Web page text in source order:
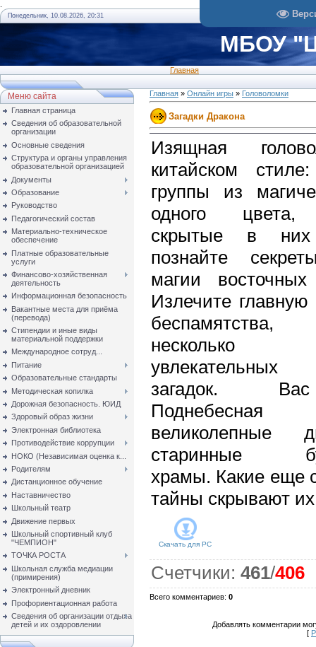
Понедельник, 10.08.2026, 20:31
МБОУ
Главная
Меню сайта
Главная страница
Сведения об образовательной
организации
Основные сведения
Структура и органы управления
образовательной организацией
Документы
Образование
Руководство
Педагогический состав
Материально-техническое
обеспечение
Платные образовательные
услуги
Финансово-хозяйственная
деятельность
Информационная безопасность
Вакантные места для приёма
(перевода)
Стипендии и иные виды
материальной поддержки
Международное сотруд...
Питание
Образовательные стандарты
Методическая копилка
Дорожная безопасность. ЮИД
Здоровый образ жизни
Электронная библиотека
Противодействие коррупции
НОКО (Независимая оценка к...
Родителям
Дистанционное обучение
Наставничество
Школьный театр
Движение первых
Школьный спортивный клуб
"ЧЕМПИОН"
ТОЧКА РОСТА
Школьная служба медиации
(примирения)
Электронный дневник
Профориентационная работа
Сведения об организации отдыха
детей и их оздоровлении
Главная » Онлайн игры » Головоломки
Загадки Дракона
Изящная
китайском
группы из
одного цвета,
скрытые в
познайте
магии
Излечите главную
несколько
увлекательных
загадок.
Поднебесная
великолепные
старинные
храмы. Какие еще
тайны скрывают
Скачать для PC
Счетчики: 461/406
Всего комментариев: 0
Добавлять комментарии
[